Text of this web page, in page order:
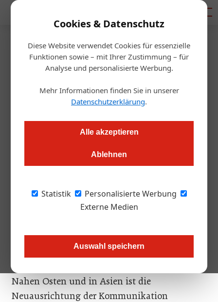
Cookies & Datenschutz
Diese Website verwendet Cookies für essenzielle
Funktionen sowie – mit Ihrer Zustimmung – für
Analyse und personalisierte Werbung.
Mehr Informationen finden Sie in unserer
Datenschutzerklärung.
Alle akzeptieren
Ablehnen
Statistik
Personalisierte Werbung
Externe Medien
Auswahl speichern
Startseite/Gastro & Hotel
Mövenpick Hotels & Resorts:
Marion Schumacher neuer
Vice President PR
Communications. Sie ist damit für die Entwicklung und
Implementierung der globalen Kommunikationsstrategie der
Im Zuge der starken Expansion von
Mövenpick Hotels & Resorts insbesondere im
Nahen Osten und in Asien ist die
Neuausrichtung der Kommunikation